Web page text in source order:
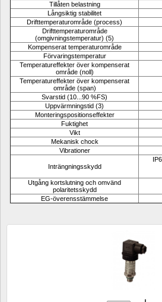
Tillåten belastning
Långsiktig stabilitet
Drifttemperaturområde (process)
Drifttemperaturområde
(omgivningstemperatur) (5)
Kompenserat temperaturområde
Förvaringstemperatur
Temperatureffekter över kompenserat
område (noll)
Temperatureffekter över kompenserat
område (span)
Svarstid (10...90 %FS)
Uppvärmningstid (3)
Monteringspositionseffekter
Fuktighet
Vikt
Mekanisk chock
Vibrationer
Inträngningsskydd
Utgång kortslutning och omvänd
polaritetsskydd
EG-överensstämmelse